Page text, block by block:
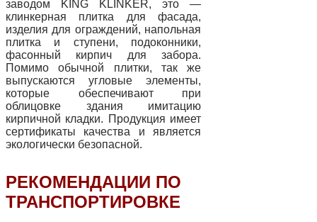
заводом KING KLINKER, это —
клинкерная плитка для фасада,
изделия для ограждений, напольная
плитка и ступени, подоконники,
фасонный кирпич для забора.
Помимо обычной плитки, так же
выпускаются угловые элементы,
которые обеспечивают при
облицовке здания имитацию
кирпичной кладки. Продукция имеет
сертификаты качества и является
экологически безопасной.
РЕКОМЕНДАЦИИ ПО
ТРАНСПОРТИРОВКЕ